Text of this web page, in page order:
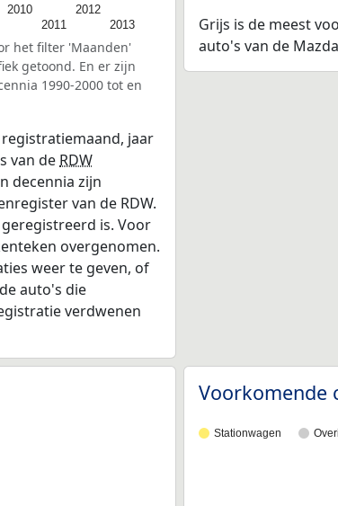
2010
2011
2012
2013
het filter 'Maanden'
getoond. En er zijn
1990-2000 tot en
jaar
van de RDW
decennia zijn
van de RDW.
is. Voor
overgenomen.
weer te geven, of
auto's die
verdwenen
Grijs is de meest
auto's van de
Voorkomende
Stationwagen